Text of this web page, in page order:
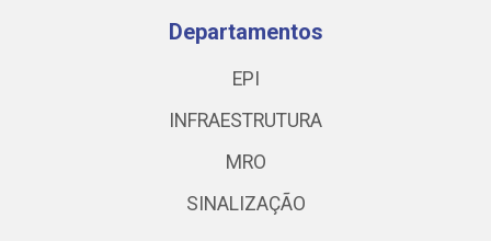
Departamentos
EPI
INFRAESTRUTURA
MRO
SINALIZAÇÃO